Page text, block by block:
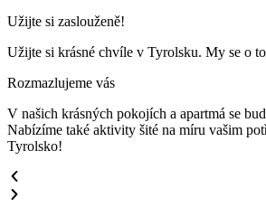
Užijte si zaslouženě!
Užijte si krásné chvíle v Tyrolsku. My se o
Rozmazlujeme vás
V našich krásných pokojích a apartmá se
Nabízíme také aktivity šité na míru vašim
Tyrolsko!